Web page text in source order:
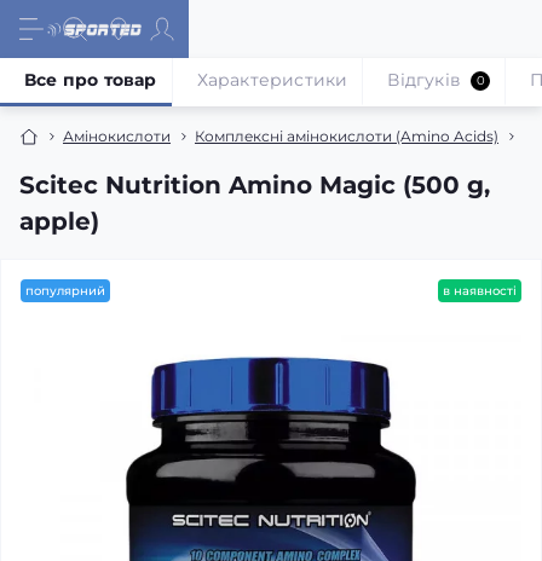
Амінокислоти Комплексні амінокислоти (Amino Acids)
Scitec Nutrition Amino Magic (500 g,
apple)
Все про товар Характеристики Відгуків 0
популярний в наявності